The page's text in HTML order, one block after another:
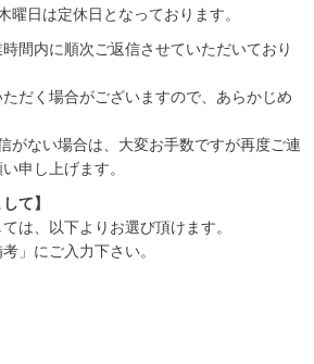
日は定休日となっております。
間内に順次ご返信させていただいており
だく場合がございますので、あらかじめ
がない場合は、大変お手数ですが再度ご連
申し上げます。
て】
は、以下よりお選び頂けます。
」にご入力下さい。